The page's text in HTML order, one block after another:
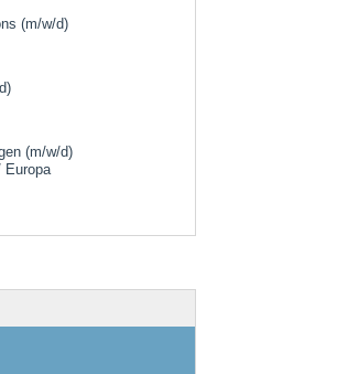
(m/w/d)
(m/w/d)
Europa